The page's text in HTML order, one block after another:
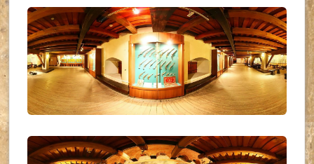
UKR_(14)
UKR_(15)